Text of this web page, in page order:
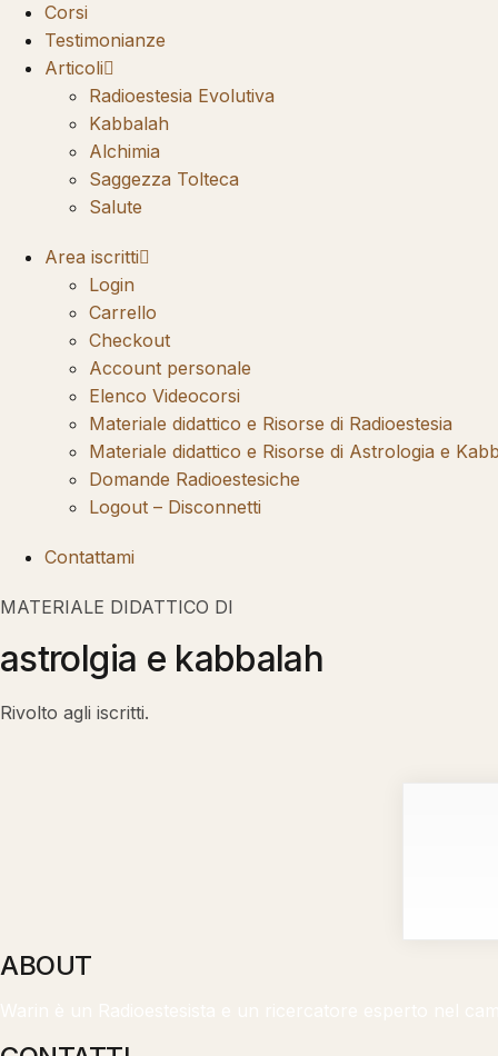
Corsi
Testimonianze
Articoli
Radioestesia Evolutiva
Kabbalah
Alchimia
Saggezza Tolteca
Salute
Area iscritti
Login
Carrello
Checkout
Account personale
Elenco Videocorsi
Materiale didattico e Risorse di Radioestesia
Materiale didattico e Risorse di Astrologia e
Domande Radioestesiche
Logout – Disconnetti
Contattami
MATERIALE DIDATTICO DI
astrolgia e kabbalah
Rivolto agli iscritti.
ABOUT